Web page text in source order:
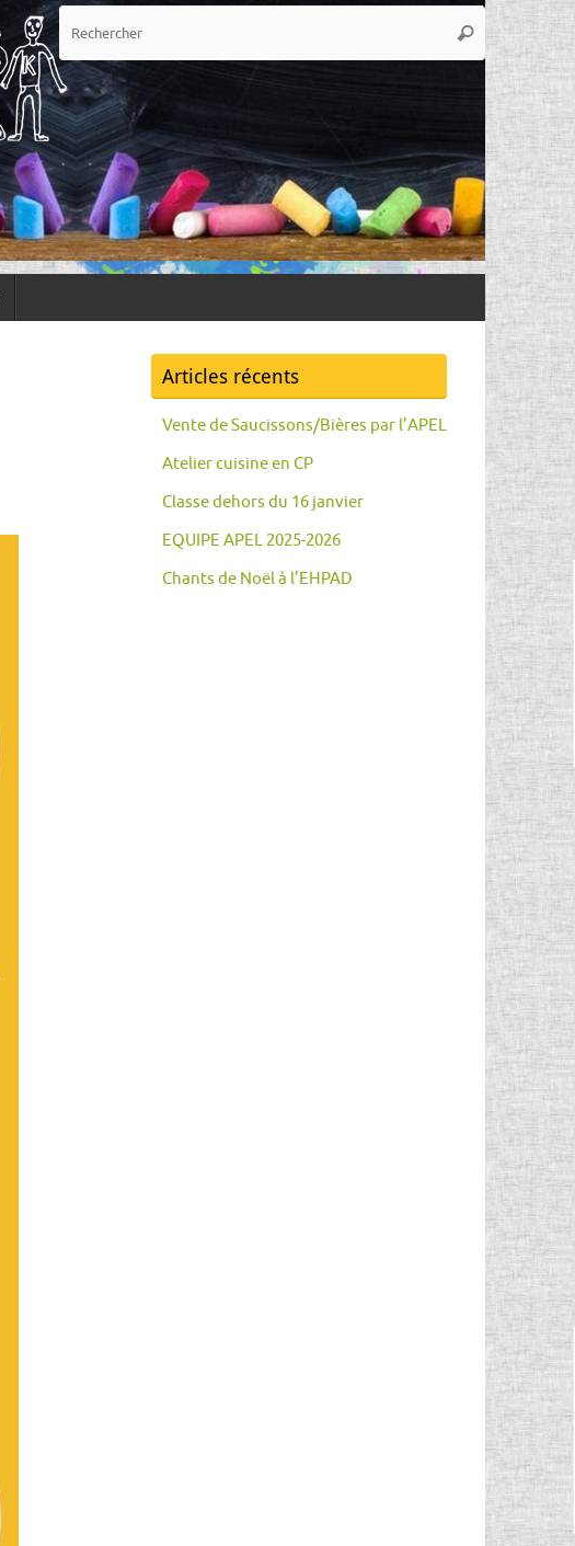
Recherche
pour
:
Rechercher
Articles récents
Vente de Saucissons/Bières par l’APEL
Atelier cuisine en CP
Classe dehors du 16 janvier
EQUIPE APEL 2025-2026
Chants de Noël à l’EHPAD